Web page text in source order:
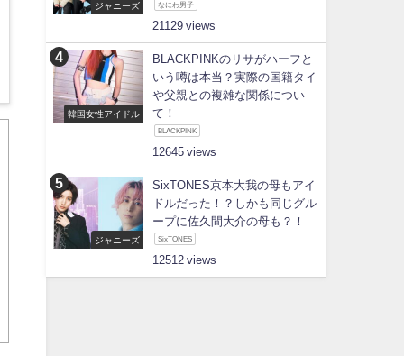
ジャニーズ なにわ男子
21129
韓国女性アイドル
BLACKPINKのリサがハーフと
いう噂は本当？実際の国籍タイ
や父親との複雑な関係につい
て！
BLACKPINK
12645
ジャニーズ
SixTONES京本大我の母もアイ
ドルだった！？しかも同じグル
ープに佐久間大介の母も？！
SixTONES
12512